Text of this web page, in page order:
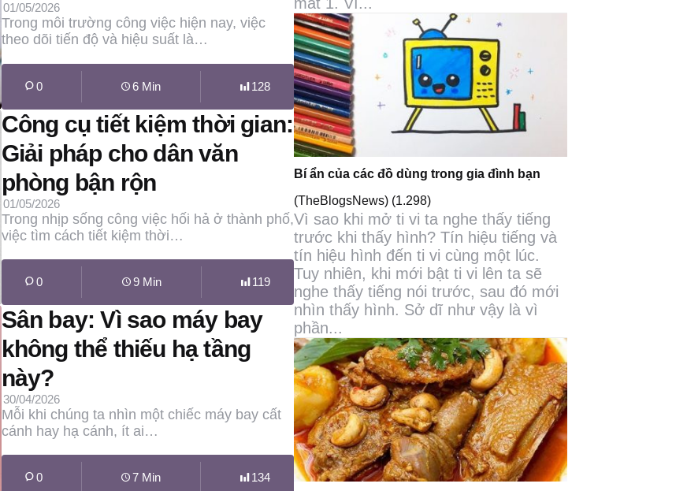
01/05/2026
Trong môi trường công việc hiện nay, việc
theo dõi tiến độ và hiệu suất là…
0 6 Min 128
Công cụ tiết kiệm thời gian:
Giải pháp cho dân văn
phòng bận rộn
01/05/2026
Trong nhịp sống công việc hối hả ở thành phố,
việc tìm cách tiết kiệm thời…
0 9 Min 119
Sân bay: Vì sao máy bay
không thể thiếu hạ tầng
này?
30/04/2026
Mỗi khi chúng ta nhìn một chiếc máy bay cất
cánh hay hạ cánh, ít ai…
0 7 Min 134
Bí ẩn của các đồ dùng trong gia đình bạn
(TheBlogsNews) (1.298)
Vì sao khi mở ti vi ta nghe thấy tiếng
trước khi thấy hình? Tín hiệu tiếng và
tín hiệu hình đến ti vi cùng một lúc.
Tuy nhiên, khi mới bật ti vi lên ta sẽ
nghe thấy tiếng nói trước, sau đó mới
nhìn thấy hình. Sở dĩ như vậy là vì
phần...